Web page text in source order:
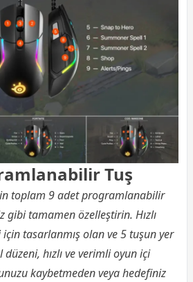
Tuş
toplam 9 adet programlanabilir
gibi tamamen özelleştirin. Hızlı
tasarlanmış olan ve 5 tuşun yer
düzeni, hızlı ve verimli oyun içi
kaybetmeden veya hedefiniz